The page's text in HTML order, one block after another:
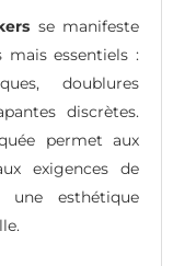
se manifeste
mais essentiels :
doublures
discrètes.
permet aux
exigences de
une esthétique